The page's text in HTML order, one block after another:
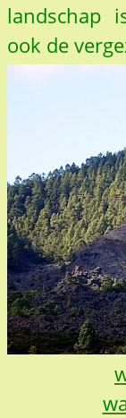
landschap
ook de